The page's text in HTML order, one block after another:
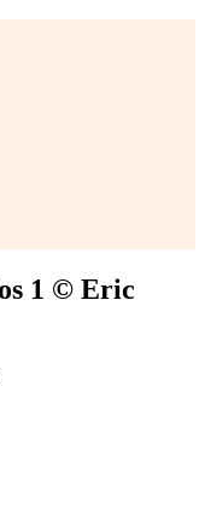
1 © Eric